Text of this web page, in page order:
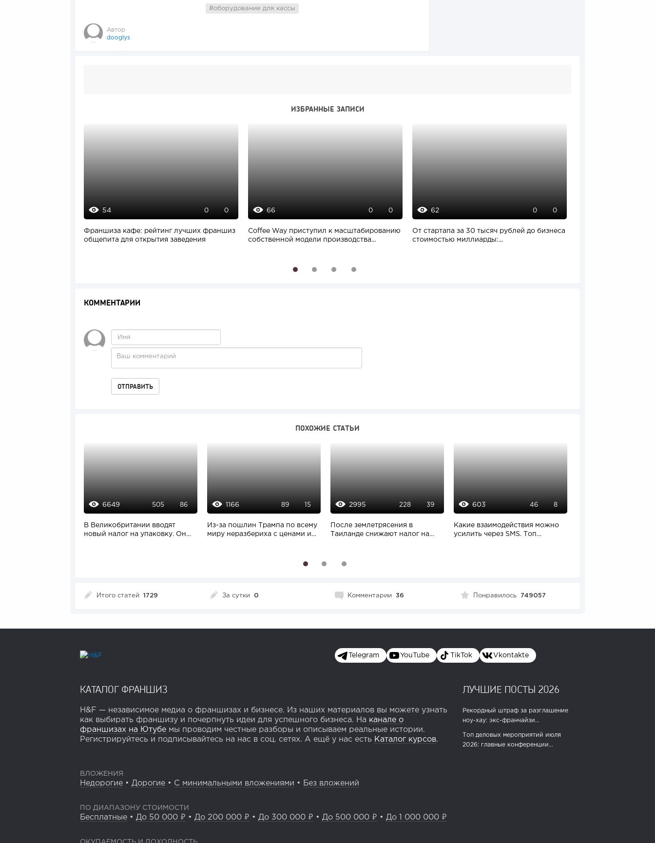
#оборудование для кассы
Автор
dooglys
ИЗБРАННЫЕ ЗАПИСИ
54 0 0
Франшиза кафе: рейтинг лучших франшиз
общепита для открытия заведения
66 0 0
Coffee Way приступил к масштабированию
собственной модели производства...
62 0 0
От стартапа за 30 тысяч рублей до бизнеса
стоимостью миллиарды:...
1 2 3 4
КОММЕНТАРИИ
ПОХОЖИЕ СТАТЬИ
6649 505 86
В Великобритании вводят
новый налог на упаковку. Он
1166 89 15
Из-за пошлин Трампа по всему
миру неразбериха с ценами и
2995 228 39
После землетрясения в
Таиланде снижают налог на
603 46 8
Какие взаимодействия можно
усилить через SMS. Топ
1 2 3
Итого статей 1729 За сутки 0 Комментарии 36 Понравилось 749057
Telegram YouTube TikTok Vkontakte
КАТАЛОГ ФРАНШИЗ
H&F — независимое медиа о франшизах и бизнесе. Из наших материалов вы можете узнать
как выбирать франшизу и почерпнуть идеи для успешного бизнеса. На канале о
франшизах на Ютубе мы проводим честные разборы и описываем реальные истории.
Регистрируйтесь и подписывайтесь на нас в соц. сетях. А ещё у нас есть Каталог курсов.
ЛУЧШИЕ ПОСТЫ 2026
Рекордный штраф за разглашение
ноу-хау: экс-франчайзи...
Топ деловых мероприятий июля
2026: главные конференции...
ВЛОЖЕНИЯ
Недорогие • Дорогие • С минимальными вложениями • Без вложений
ПО ДИАПАЗОНУ СТОИМОСТИ
Бесплатные • До 50 000 ₽ • До 200 000 ₽ • До 300 000 ₽ • До 500 000 ₽ • До 1 000 000 ₽